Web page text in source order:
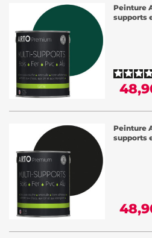
Peinture
supports
Peinture
supports